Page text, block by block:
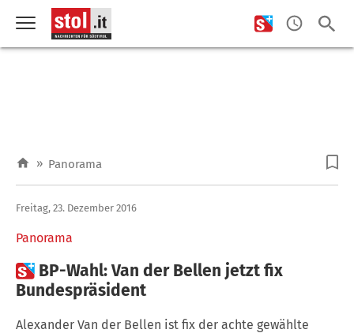
» Panorama
Panorama
Freitag, 23. Dezember 2016
 BP-Wahl: Van der Bellen jetzt fix
Bundespräsident
Alexander Van der Bellen ist fix der achte gewählte